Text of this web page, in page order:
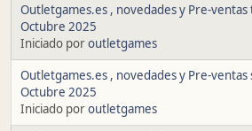
Outletgames.es , novedades y Pre-
Octubre 2025
Iniciado poroutletgames
Outletgames.es , novedades y Pre-ventas
Octubre 2025
Iniciado poroutletgames